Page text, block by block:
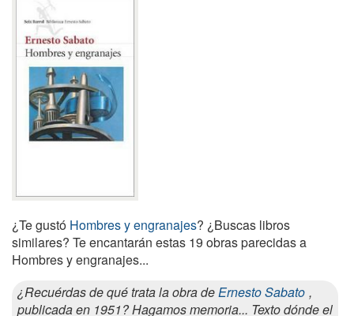
¿Te gustó Hombres y engranajes? ¿Buscas libros
similares? Te encantarán estas 19 obras parecidas a
Hombres y engranajes...
¿Recuérdas de qué trata la obra deErnesto Sabato ,
publicada en 1951? Hagamos memoria... Texto dónde el